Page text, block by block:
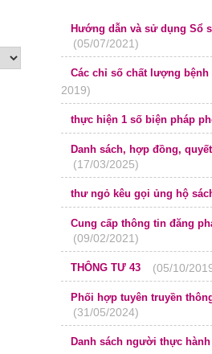
Hướng dẫn và sử dụng Sổ
COVID 19
(05/07/2021)
Các chỉ số chất lượng bệnh
2019)
thực hiện 1 số biện pháp
Danh sách, hợp đồng,
(17/03/2025)
thư ngỏ kêu gọi ủng hộ
Cung cấp thông tin đăng
huyện Đức cơ
(09/02/2021)
THÔNG TƯ 43 (05/10/
Phối hợp tuyên truyền
cơ quan BHXH để lừa đảo
(31/05/2024)
Danh sách người thực